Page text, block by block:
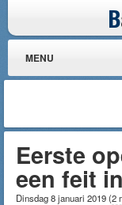
B
MENU
Eerste
een feit
Dinsdag 8 januari 2019(2